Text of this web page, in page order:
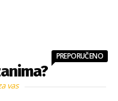
PREPORUČENO
vas